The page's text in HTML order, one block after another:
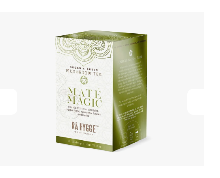
rating
is
0,0
out
of
5
stars.